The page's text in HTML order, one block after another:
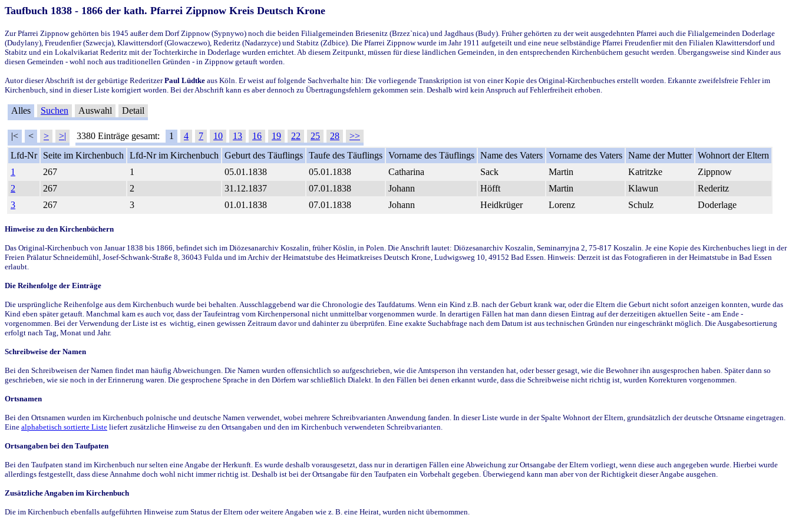
Taufbuch 1838 - 1866 der kath. Pfarrei Zippnow Kreis Deutsch Krone
Zur Pfarrei Zippnow gehörten bis 1945 außer dem Dorf Zippnow (Sypnywo) noch die beiden Filialgemeinden Briesenitz (Brzez`nica) und Jagdhaus (Budy). Früher gehörten zu der weit ausgedehnten Pfarrei auch die Filialgemeinden Doderlage
(Dudylany), Freudenfier (Szwecja), Klawittersdorf (Glowaczewo), Rederitz (Nadarzyce) und Stabitz (Zdbice). Die Pfarrei Zippnow wurde im Jahr 1911 aufgeteilt und eine neue selbständige Pfarrei Freudenfier mit den Filialen Klawittersdorf und
Stabitz und ein Lokalvikariat Rederitz mit der Tochterkirche in Doderlage wurden errichtet. Ab diesem Zeitpunkt, müssen für diese ländlichen Gemeinden, in den entsprechenden Kirchenbüchern gesucht werden. Übergangsweise sind Kinder aus
diesen Gemeinden - wohl noch aus traditionellen Gründen - in Zippnow getauft worden.
Autor dieser Abschrift ist der gebürtige RederitzerPaul Lüdtke aus Köln. Er weist auf folgende Sachverhalte hin: Die vorliegende Transkription ist von einer Kopie des Original-Kirchenbuches erstellt worden. Erkannte zweifelsfreie Fehler im
Kirchenbuch, sind in dieser Liste korrigiert worden. Bei der Abschrift kann es aber dennoch zu Übertragungsfehlern gekommen sein. Deshalb wird kein Anspruch auf Fehlerfreiheit erhoben.
Alles Suchen Auswahl Detail
|< < > >| 3380 Einträge gesamt: 1 4 7 10 13 16 19 22 25 28
>>
Lfd-Nr
Seite im Kirchenbuch Lfd-Nr im Kirchenbuch Geburt des Täuflings Taufe des Täuflings Vorname des Täuflings Name des Vaters Vorname des Vaters Name der Mutter Wohnort der Eltern
1
267 1 05.01.1838 05.01.1838 Catharina Sack Martin Katritzke
Zippnow
2
267 2 31.12.1837 07.01.1838 Johann Höfft Martin Klawun
Rederitz
3
267 3 01.01.1838 07.01.1838 Johann Heidkrüger Lorenz Schulz Doderlage
Hinweise zu den Kirchenbüchern
Das Original-Kirchenbuch von Januar 1838 bis 1866, befindet sich im Diözesanarchiv Koszalin, früher Köslin, in Polen. Die Anschrift lautet: Diözesanarchiv Koszalin, Seminarryjna 2, 75-817 Koszalin. Je eine Kopie des Kirchenbuches liegt in der
Freien Prälatur Schneidemühl, Josef-Schwank-Straße 8, 36043 Fulda und im Archiv der Heimatstube des Heimatkreises Deutsch Krone, Ludwigsweg 10, 49152 Bad Essen. Hinweis: Derzeit ist das Fotografieren in der Heimatstube in Bad Essen
erlaubt.
Die Reihenfolge der Einträge
Die ursprüngliche Reihenfolge aus dem Kirchenbuch wurde bei behalten. Ausschlaggebend war die Chronologie des Taufdatums. Wenn ein Kind z.B. nach der Geburt krank war, oder die Eltern die Geburt nicht sofort anzeigen konnten, wurde das
Kind eben später getauft. Manchmal kam es auch vor, dass der Taufeintrag vom Kirchenpersonal nicht unmittelbar vorgenommen wurde. In derartigen Fällen hat man dann diesen Eintrag auf der derzeitigen aktuellen Seite - am Ende -
vorgenommen. Bei der Verwendung der Liste ist es wichtig, einen gewissen Zeitraum davor und dahinter zu überprüfen. Eine exakte Suchabfrage nach dem Datum ist aus technischen Gründen nur eingeschränkt möglich. Die Ausgabesortierung
erfolgt nach Tag, Monat und Jahr.
Schreibweise der Namen
Bei den Schreibweisen der Namen findet man häufig Abweichungen. Die Namen wurden offensichtlich so aufgeschrieben, wie die Amtsperson ihn verstanden hat, oder besser gesagt, wie die Bewohner ihn ausgesprochen haben. Später dann so
geschrieben, wie sie noch in der Erinnerung waren. Die gesprochene Sprache in den Dörfern war schließlich Dialekt. In den Fällen bei denen erkannt wurde, dass die Schreibweise nicht richtig ist, wurden Korrekturen vorgenommen.
Ortsnamen
Bei den Ortsnamen wurden im Kirchenbuch polnische und deutsche Namen verwendet, wobei mehrere Schreibvarianten Anwendung fanden. In dieser Liste wurde in der Spalte Wohnort der Eltern, grundsätzlich der deutsche Ortsname eingetragen.
Eine alphabetisch sortierte Liste liefert zusätzliche Hinweise zu den Ortsangaben und den im Kirchenbuch verwendeten Schreibvarianten.
Ortsangaben bei den Taufpaten
Bei den Taufpaten stand im Kirchenbuch nur selten eine Angabe der Herkunft. Es wurde deshalb vorausgesetzt, dass nur in derartigen Fällen eine Abweichung zur Ortsangabe der Eltern vorliegt, wenn diese auch angegeben wurde. Hierbei wurde
allerdings festgestellt, dass diese Annahme doch wohl nicht immer richtig ist. Deshalb ist bei der Ortsangabe für den Taufpaten ein Vorbehalt gegeben. Überwiegend kann man aber von der Richtigkeit dieser Angabe ausgehen.
Zusätzliche Angaben im Kirchenbuch
Die im Kirchenbuch ebenfalls aufgeführten Hinweise zum Status der Eltern oder weitere Angaben wie z. B. eine Heirat, wurden nicht übernommen.